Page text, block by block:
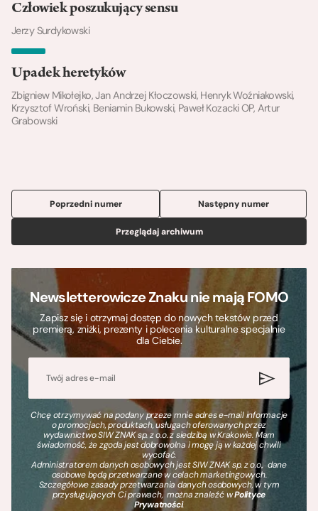
Człowiek poszukujący sensu
Jerzy Surdykowski
Upadek heretyków
Zbigniew Mikołejko, Jan Andrzej Kłoczowski, Henryk Woźniakowski,
Krzysztof Wroński, Beniamin Bukowski, Paweł Kozacki OP, Artur
Grabowski
Poprzedni numer
Przeglądaj archiwum
Następny numer
Newsletterowicze Znaku nie mają FOMO
Zapisz się i otrzymaj dostęp do nowych tekstów przed
premierą, zniżki, prezenty i polecenia kulturalne specjalnie
dla Ciebie.
Chcę otrzymywać na podany przeze mnie adres e-mail informacje
o promocjach, produktach, usługach oferowanych przez
wydawnictwo SIW ZNAK sp. z o.o. z siedzibą w Krakowie. Mam
świadomość, że zgoda jest dobrowolna i mogę ją w każdej chwili
wycofać.
Administratorem danych osobowych jest SIW ZNAK sp. z o.o., dane
osobowe będą przetwarzane w celach marketingowych.
Szczegółowe zasady przetwarzania danych osobowych, w tym
przysługujących Ci prawach, można znaleźć wPolityce
Prywatności.